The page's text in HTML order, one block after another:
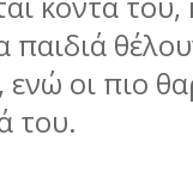
παιδιά
οι πιο
του.